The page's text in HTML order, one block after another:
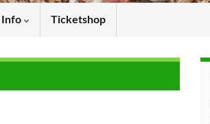
Info Ticketshop